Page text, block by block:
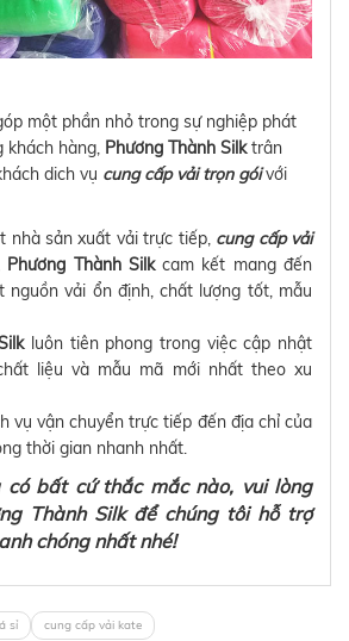
một phần nhỏ trong sự nghiệp phát
khách hàng, Phương Thành Silktrân
dich vụ cung cấp vải trọn góivới
nhà sản xuất vải trực tiếp, cung cấp vải
Phương Thành Silkcam kết mang đến
nguồn vải ổn định, chất lượng tốt, mẫu
luôn tiên phong trong việc cập nhật
liệu và mẫu mã mới nhất theo xu
vụ vận chuyển trực tiếp đến địa chỉ của
thời gian nhanh nhất.
có bất cứ thắc mắc nào, vui lòng
Thành Silk để chúng tôi hỗ trợ
chóng nhất nhé!
sỉ cung cấp vải kate